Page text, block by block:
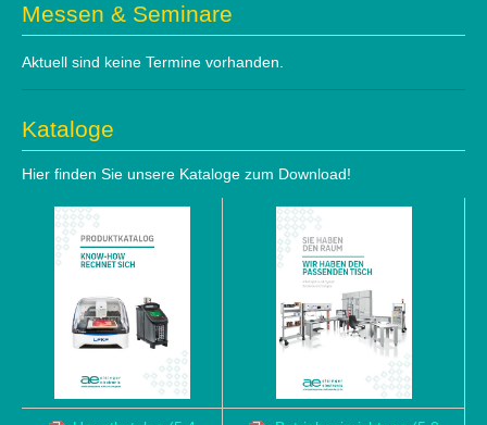
Messen & Seminare
Aktuell sind keine Termine vorhanden.
Kataloge
Hier finden Sie unsere Kataloge zum Download!